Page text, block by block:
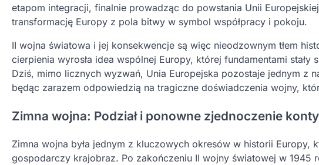
etapom integracji, finalnie prowadząc do powstania Unii
transformację Europy z pola bitwy w symbol współpracy i pokoju.
II wojna światowa i jej konsekwencje są więc nieodzownym tłem
cierpienia wyrosła idea wspólnej Europy, której fundamentami
Dziś, mimo licznych wyzwań, Unia Europejska pozostaje jednym z
będąc zarazem odpowiedzią na tragiczne doświadczenia wojny,
Zimna wojna: Podział i ponowne zjednoczenie
Zimna wojna była jednym z kluczowych okresów w historii Europy,
gospodarczy krajobraz. Po zakończeniu II wojny światowej w 1945